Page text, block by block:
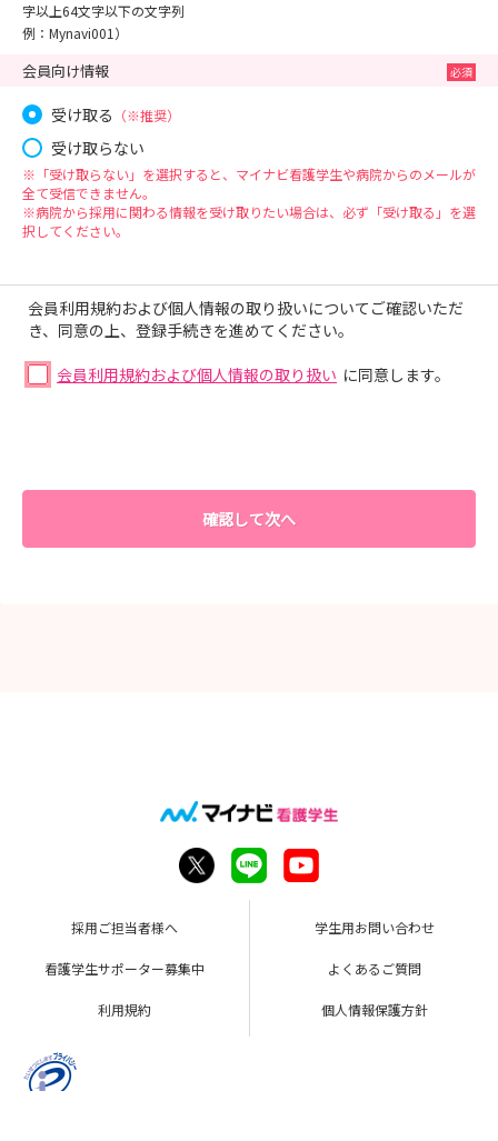
字以上64文字以下の文字列
例：Mynavi001）
会員向け情報
受け取る （※推奨）
受け取らない
※「受け取らない」を選択すると、マイナビ看護学生や病院からのメールが
全て受信できません。
※病院から採用に関わる情報を受け取りたい場合は、必ず「受け取る」を選
択してください。
会員利用規約および個人情報の取り扱いについてご確認いただ
き、同意の上、登録手続きを進めてください。
会員利用規約および個人情報の取り扱い に同意します。
確認して次へ
採用ご担当者様へ 学生用お問い合わせ
看護学生サポーター募集中 よくあるご質問
利用規約 個人情報保護方針